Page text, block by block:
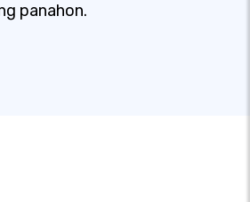
panahon.